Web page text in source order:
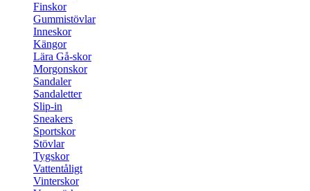
Finskor
Gummistövlar
Inneskor
Kängor
Lära Gå-skor
Morgonskor
Sandaler
Sandaletter
Slip-in
Sneakers
Sportskor
Stövlar
Tygskor
Vattentåligt
Vinterskor